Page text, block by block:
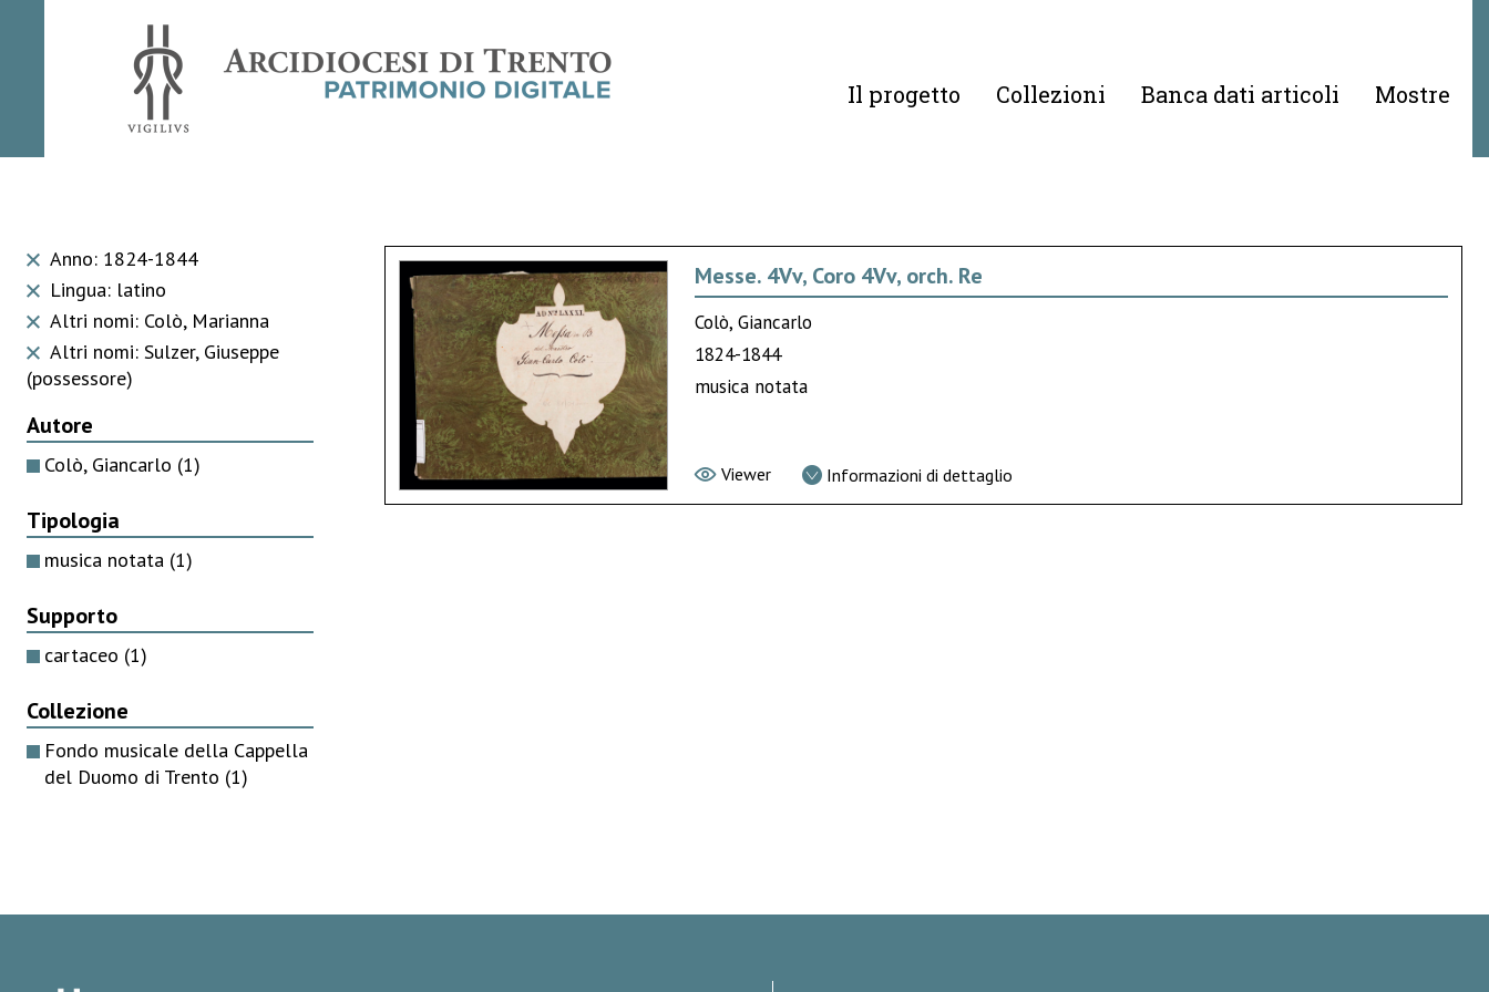
Il progetto Collezioni Banca dati articoli Mostre
Anno: 1824-1844
Lingua: latino
Altri nomi: Colò, Marianna
Altri nomi: Sulzer, Giuseppe
(possessore)
Autore
Colò, Giancarlo (1)
Tipologia
musica notata (1)
Supporto
cartaceo (1)
Collezione
Fondo musicale della Cappella
del Duomo di Trento (1)
Messe. 4Vv, Coro 4Vv, orch. Re
Colò, Giancarlo
1824-1844
musica notata
Viewer Informazioni di dettaglio